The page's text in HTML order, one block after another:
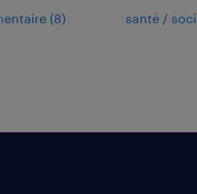
(8) santé /